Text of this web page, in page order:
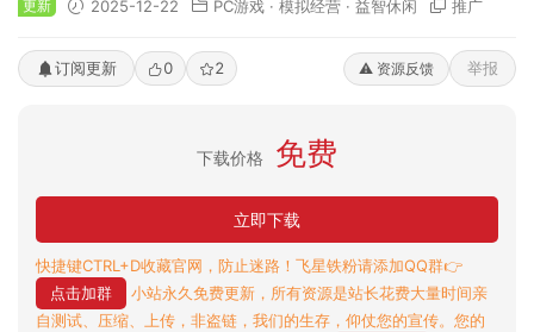
更新 2025-12-22 PC游戏 · 模拟经营 · 益智休闲 推广
订阅更新 0 2 ⚠️ 资源反馈 举报
下载价格 免费
立即下载
快捷键CTRL+D收藏官网，防止迷路！飞星铁粉请添加QQ群👉
点击加群
小站永久免费更新，所有资源是站长花费大量时间亲
自测试、压缩、上传，非盗链，我们的生存，仰仗您的宣传。您的